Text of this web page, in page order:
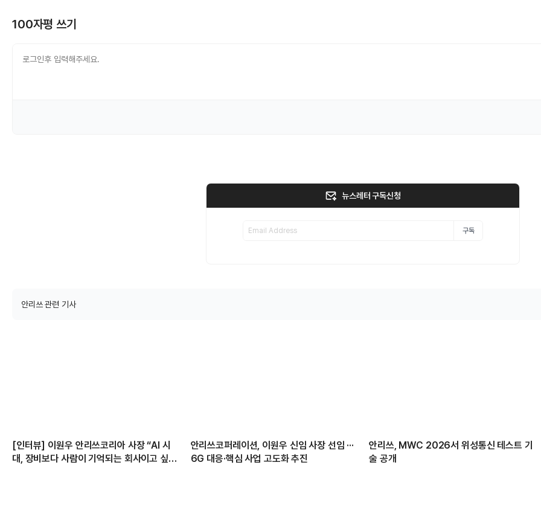
100자평 쓰기
뉴스레터 구독신청
구독
안리쓰 관련 기사
[인터뷰] 이원우 안리쓰코리아 사장 “AI 시
대, 장비보다 사람이 기억되는 회사이고 싶
안리쓰코퍼레이션, 이원우 신임 사장 선임 ···
6G 대응·핵심 사업 고도화 추진
안리쓰, MWC 2026서 위성통신 테스트 기
술 공개